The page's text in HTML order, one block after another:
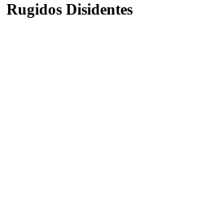
Rugidos Disidentes